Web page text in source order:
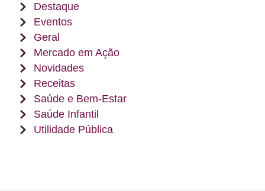
Destaque
Eventos
Geral
Mercado em Ação
Novidades
Receitas
Saúde e Bem-Estar
Saúde Infantil
Utilidade Pública